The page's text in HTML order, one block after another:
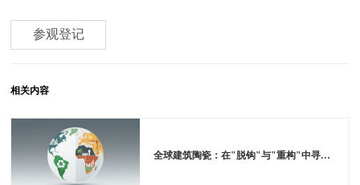
参观登记
相关内容
全球建筑陶瓷：在"脱钩"与"重构"中寻找新航向